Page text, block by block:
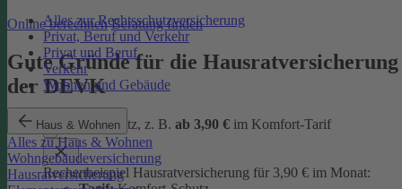
Alles zur Rechtsschutzversicherung
Privat, Beruf und Verkehr
Privat und Beruf
Verkehr
Wohnen und Gebäude
Haus & Wohnen
Alles zu Haus & Wohnen
Wohngebäudeversicherung
Hausratversicherung
Online berechnen Beratung finden
Gute Gründe für die Hausratversicherung
der DEVK
günstiger Schutz, z. B. ab 3,90 € im Komfort-Tarif
Rechenbeispiel Hausratversicherung für 3,90 € im Monat: